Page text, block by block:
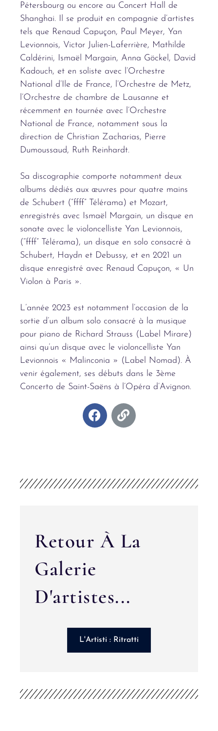
Pétersbourg ou encore au Concert Hall de
Shanghai. Il se produit en compagnie d’artistes
tels que Renaud Capuçon, Paul Meyer, Yan
Levionnois, Victor Julien-Laferrière, Mathilde
Caldérini, Ismaël Margain, Anna Göckel, David
Kadouch, et en soliste avec l’Orchestre
National d’Ile de France, l’Orchestre de Metz,
l’Orchestre de chambre de Lausanne et
récemment en tournée avec l’Orchestre
National de France, notamment sous la
direction de Christian Zacharias, Pierre
Dumoussaud, Ruth Reinhardt.
Sa discographie comporte notamment deux
albums dédiés aux œuvres pour quatre mains
de Schubert (“ffff” Télérama) et Mozart,
enregistrés avec Ismaël Margain, un disque en
sonate avec le violoncelliste Yan Levionnois,
(“ffff” Télérama), un disque en solo consacré à
Schubert, Haydn et Debussy, et en 2021 un
disque enregistré avec Renaud Capuçon, « Un
Violon à Paris ».
L’année 2023 est notamment l’occasion de la
sortie d’un album solo consacré à la musique
pour piano de Richard Strauss (Label Mirare)
ainsi qu’un disque avec le violoncelliste Yan
Levionnois « Malinconia » (Label Nomad). À
venir également, ses débuts dans le 3ème
Concerto de Saint-Saëns à l’Opéra d’Avignon.
Retour À La
Galerie
D'artistes...
L'Artisti : Ritratti